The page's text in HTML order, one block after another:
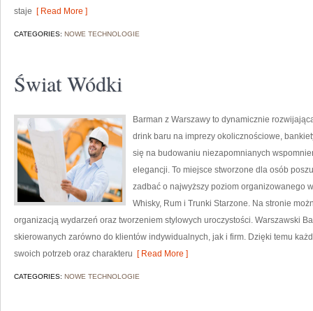
staje [ Read More ]
CATEGORIES: NOWE TECHNOLOGIE
Świat Wódki
Barman z Warszawy to dynamicznie
drink baru na imprezy okolicznościowe,
się na budowaniu niezapomnianych
elegancji. To miejsce stworzone dla osób
zadbać o najwyższy poziom organizowanego
Whisky, Rum i Trunki Starzone. Na stronie
organizacją wydarzeń oraz tworzeniem stylowych uroczystości. Warszawski
skierowanych zarówno do klientów indywidualnych, jak i firm. Dzięki temu
swoich potrzeb oraz charakteru [ Read More ]
CATEGORIES: NOWE TECHNOLOGIE